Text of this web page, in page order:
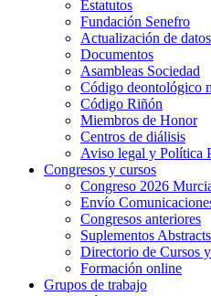
Estatutos
Fundación Senefro
Actualización de
Documentos
Asambleas Sociedad
Código deontológico
Código Riñón
Miembros de Honor
Centros de diálisis
Aviso legal y Política
Congresos y cursos
Congreso 2026
Envío
Congresos anteriores
Suplementos Abstracts
Directorio de Cursos
Formación online
Grupos de trabajo